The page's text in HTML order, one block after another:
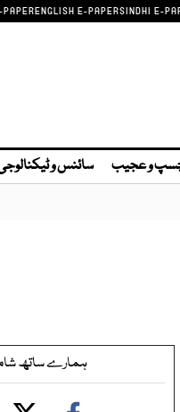
PAPERENGLISH E-PAPERSINDHI E-
و عجیب سائنس و
ہمارے ساتھ